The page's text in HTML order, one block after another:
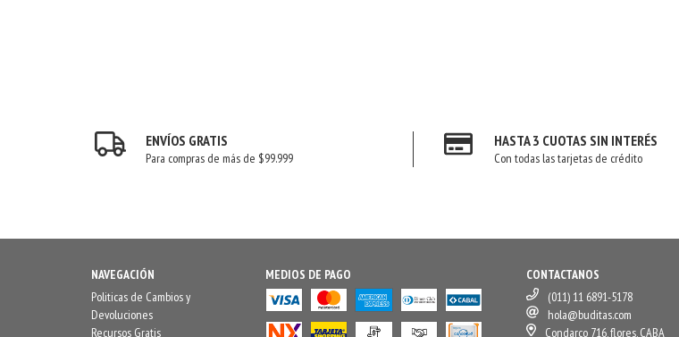
ENVÍOS GRATIS
Para compras de más de $99.999
HASTA 3 CUOTAS SIN INTERÉS
Con todas las tarjetas de crédito
NAVEGACIÓN
Politicas de Cambios y
Devoluciones
Recursos Gratis
MEDIOS DE PAGO
CONTACTANOS
(011) 11 6891-5178
hola@buditas.com
Condarco 716, flores, CABA